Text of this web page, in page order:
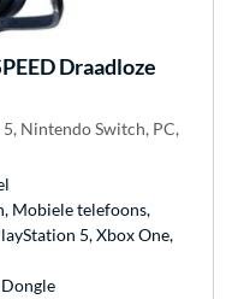
Draadloze
Nintendo Switch, PC,
Mobiele telefoons,
5, Xbox One,